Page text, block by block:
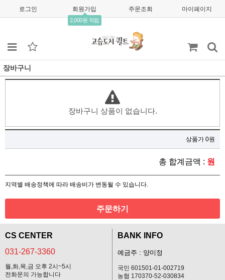
로그인 회원가입
2,000원 적립
주문조회 마이페이지
장바구니
장바구니 상품이 없습니다.
상품가 0원
총 합계금액 : 원
지역별 배송정책에 따라 배송비가 변동될 수 있습니다.
주문하기
CS CENTER
031-267-3360
월,화,목,금 오후 2시~5시
전화문의 가능합니다
BANK INFO
예금주 : 양미정
국민 601501-01-002719
농협 170370-52-030834